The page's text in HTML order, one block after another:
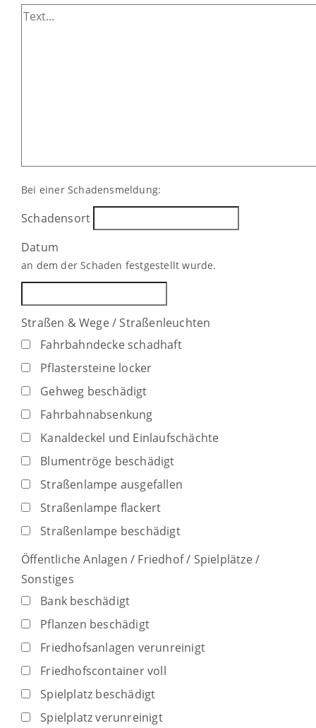
Bei einer Schadensmeldung:
Schadensort
Datum
an dem der Schaden festgestellt wurde.
Straßen & Wege / Straßenleuchten
Fahrbahndecke schadhaft
Pflastersteine locker
Gehweg beschädigt
Fahrbahnabsenkung
Kanaldeckel und Einlaufschächte
Blumentröge beschädigt
Straßenlampe ausgefallen
Straßenlampe flackert
Straßenlampe beschädigt
Öffentliche Anlagen / Friedhof / Spielplätze /
Sonstiges
Bank beschädigt
Pflanzen beschädigt
Friedhofsanlagen verunreinigt
Friedhofscontainer voll
Spielplatz beschädigt
Spielplatz verunreinigt